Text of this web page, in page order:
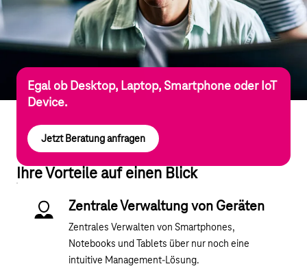
Egal ob Desktop, Laptop, Smartphone oder IoT
Device.
Jetzt Beratung anfragen
Ihre Vorteile auf einen Blick
Zentrale Verwaltung von Geräten
Zentrales Verwalten von Smartphones,
Notebooks und Tablets über nur noch eine
intuitive Management-Lösung.